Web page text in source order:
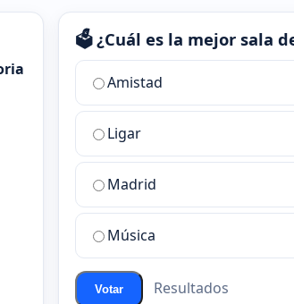
🗳️ ¿Cuál es la mejor sala
¿Cuál
la
mejor
sala
chat
ChatZona?
Amistad
Ligar
Madrid
Música
Votar Resultados